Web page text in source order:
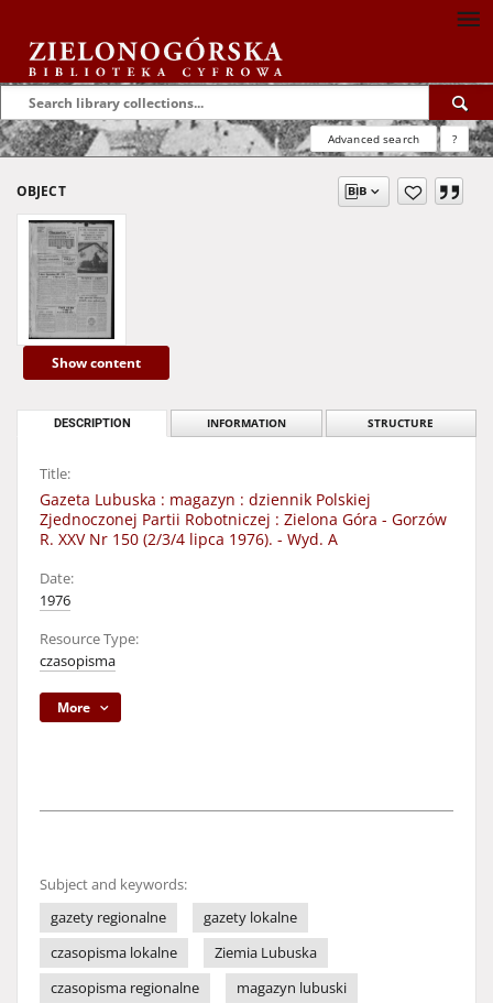
Advanced search ?
OBJECT
Show content
DESCRIPTION INFORMATION STRUCTURE
Title:
Gazeta Lubuska : magazyn : dziennik Polskiej
Zjednoczonej Partii Robotniczej : Zielona Góra - Gorzów
R. XXV Nr 150 (2/3/4 lipca 1976). - Wyd. A
Date:
1976
Resource Type:
czasopisma
More
Subject and keywords:
gazety regionalne
gazety lokalne
czasopisma lokalne
Ziemia Lubuska
czasopisma regionalne
magazyn lubuski